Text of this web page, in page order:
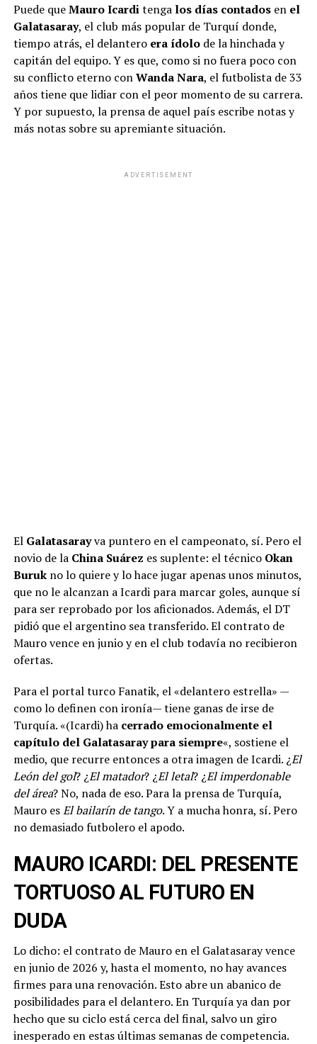
Puede queMauro Icarditenga los días contadosen el
Galatasaray, el club más popular de Turquí donde,
tiempo atrás, el delantero era ídolode la hinchada y
capitán del equipo. Y es que, como si no fuera poco con
su conflicto eterno conWanda Nara, el futbolista de 33
años tiene que lidiar con el peor momento de su carrera.
Y por supuesto, la prensa de aquel país escribe notas y
más notas sobre su apremiante situación.
ADVERTISEMENT
El Galatasarayva puntero en el campeonato, sí. Pero el
novio de la China Suárez es suplente: el técnico Okan
Burukno lo quiere y lo hace jugar apenas unos minutos,
que no le alcanzan a Icardi para marcar goles, aunque sí
para ser reprobado por los aficionados. Además, el DT
pidió que el argentino sea transferido. El contrato de
Mauro vence en junio y en el club todavía no recibieron
ofertas.
Para el portal turco Fanatik, el «delantero estrella» —
como lo definen con ironía— tiene ganas de irse de
Turquía. «(Icardi) ha cerrado emocionalmente el
capítulo del Galatasaraypara siempre«, sostiene el
medio, que recurre entonces a otra imagen de Icardi. ¿El
León del gol? ¿El matador? ¿El letal? ¿El imperdonable
del área? No, nada de eso. Para la prensa de Turquía,
Mauro esEl bailarín de tango. Y a mucha honra, sí. Pero
no demasiado futbolero el apodo.
MAURO ICARDI: DEL PRESENTE
TORTUOSO AL FUTURO EN
DUDA
Lo dicho: el contrato de Mauro en el Galatasaray vence
en junio de 2026 y, hasta el momento, no hay avances
firmes para una renovación. Esto abre un abanico de
posibilidades para el delantero. En Turquía ya dan por
hecho que su ciclo está cerca del final, salvo un giro
inesperado en estas últimas semanas de competencia.